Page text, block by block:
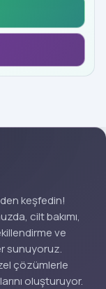
keşfedin!
cilt bakımı,
ve
sunuyoruz.
çözümlerle
oluşturuyor.